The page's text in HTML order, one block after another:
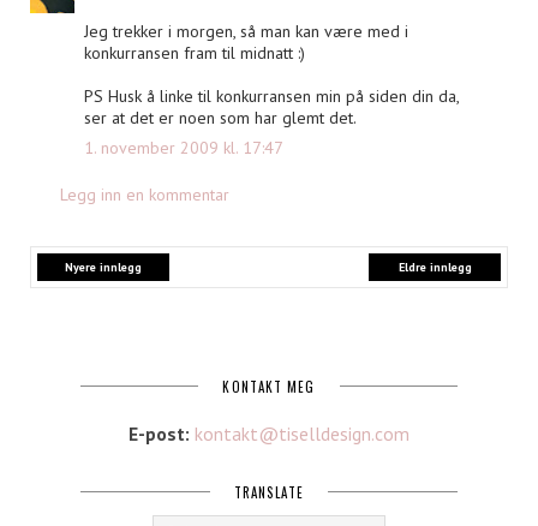
Jeg trekker i morgen, så man kan være med i
konkurransen fram til midnatt :)
PS Husk å linke til konkurransen min på siden din da,
ser at det er noen som har glemt det.
1. november 2009 kl. 17:47
Legg inn en kommentar
Nyere innlegg Eldre innlegg
KONTAKT MEG
E-post: kontakt@tiselldesign.com
TRANSLATE